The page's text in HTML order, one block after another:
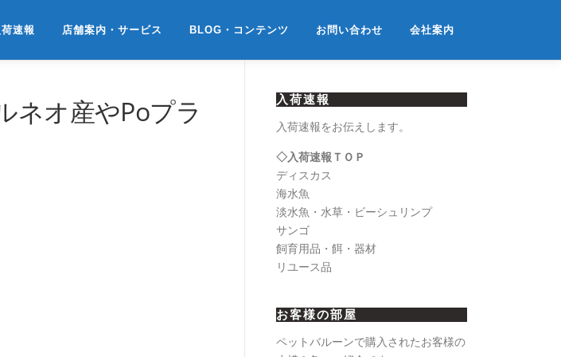
速報 店舗案内・サービス BLOG・コンテンツ お問い合わせ 会社案内
ネオ産やPoプラ
入荷速報
入荷速報をお伝えします。
◇入荷速報ＴＯＰ
ディスカス
海水魚
淡水魚・水草・ビーシュリンプ
サンゴ
飼育用品・餌・器材
リユース品
お客様の部屋
ペットバルーンで購入されたお客様の